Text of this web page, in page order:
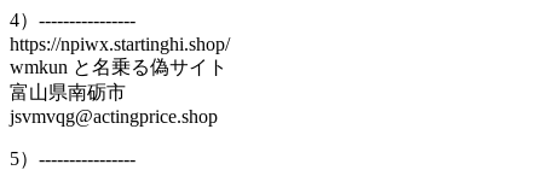
4）----------------
https://npiwx.startinghi.shop/
wmkun と名乗る偽サイト
富山県南砺市
jsvmvqg@actingprice.shop
5）----------------